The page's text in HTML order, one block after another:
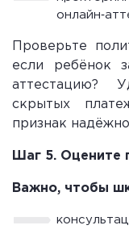
Проверьте
если ребёнок
аттестацию?
скрытых
признак
Шаг 5. Оцените
Важно, чтобы